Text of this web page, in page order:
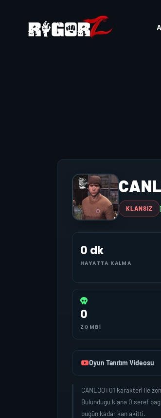
KLANSIZ
0 dk
HAYATTA KALMA
0
ZOMBI
Oyun Tanıtım Videosu
CANLOOT01 karakteri ile
Bulundugu klana 0 seref
bugün kadar kan akitti.